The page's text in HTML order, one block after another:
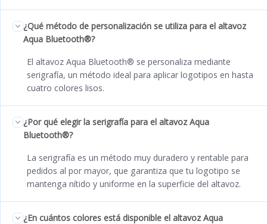
¿Qué método de personalización se utiliza para el altavoz
Aqua Bluetooth®?
El altavoz Aqua Bluetooth® se personaliza mediante
serigrafía, un método ideal para aplicar logotipos en hasta
cuatro colores lisos.
¿Por qué elegir la serigrafía para el altavoz Aqua
Bluetooth®?
La serigrafía es un método muy duradero y rentable para
pedidos al por mayor, que garantiza que tu logotipo se
mantenga nítido y uniforme en la superficie del altavoz.
¿En cuántos colores está disponible el altavoz Aqua